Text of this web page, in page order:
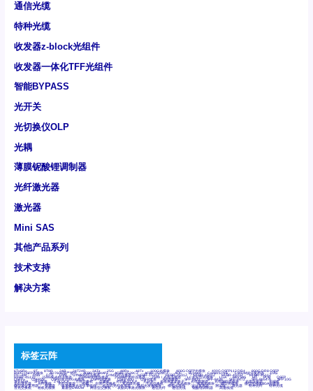
通信光缆
特种光缆
收发器z-block光组件
收发器一体化TFF光组件
智能BYPASS
光开关
光切换仪OLP
光耦
薄膜铌酸锂调制器
光纤激光器
激光器
Mini SAS
其他产品系列
技术支持
解决方案
标签云阵
6Tx6Rx 8T 8T8R 24R 24T24R 24Tx 25G 48Rx 48Tx 100G光模块 400G OSFP光模块 400G QSFP112 DR4 800G DR8 OSFP
800G OSFP光模块 AD7606国产替代 AFBR-57B4APZ AFBR-1528CZ AFBR-2528CZ AOC Bypass Camera Link CWDM波分复用器 DAS
DC~4M DSS DTS DVS GYMB光纤连接器 GYM光纤连接器 HFBR-1531Z HFBR-2531Z HFBR-4501Z HFBR-4503Z HFBR-4511Z
HFBR-4513Z J599A6光纤连接器 J599A8光电连接器 J599MT光纤连接器 J599Ⅰ光电连接器 LC超短型光模块 LGA Mini SAS MT POB QSFP
QSFP+ QSFP28 QSFP28 100G光模块 QSFP28笼座 QSFP 40G QSFP笼座 RP连接器 SFF-8431 SFF-8436 SFF-8472 SFF-8654 4i SFP 10G
SFP MSA SFP笼座 Z-BLOCK 万兆交换机 交换机 光切换仪OLP 光开关 光模块笼子座子 光电探测器 光电编码器模块 光电连接器 光端机
光纤激光器 光纤跳线 光纤连接器 光耦 全国产交换机 军品级光耦 千兆交换机 国产化光模块 射频光模块 微型光模块 微型可插拔BGA光模块
微型波分复用器 探测器 收发模块光学引擎组件 机架式光纤收发器 模拟光发射模块 模拟光器件 波分复用器 测试版 激光器 特种光纤 特种光缆
百兆交换机 相机光模块 紧凑型DWDM 网管型交换机 表贴式单路光模块 通信光纤 通信光缆 铌酸锂调制器 高速线缆